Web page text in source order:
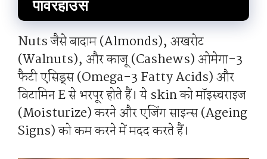
पावरहाउस
Nuts जैसे बादाम (Almonds), अखरोट
(Walnuts), और काजू (Cashews) ओमेगा-3
फैटी एसिड्स (Omega-3 Fatty Acids) और
विटामिन E से भरपूर होते हैं। ये skin को मॉइस्चराइज
(Moisturize) करने और एजिंग साइन्स (Ageing
Signs) को कम करने में मदद करते हैं।